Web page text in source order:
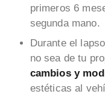
primeros 6
segunda mano.
Durante el
no sea de tu
cambios y
estéticas al